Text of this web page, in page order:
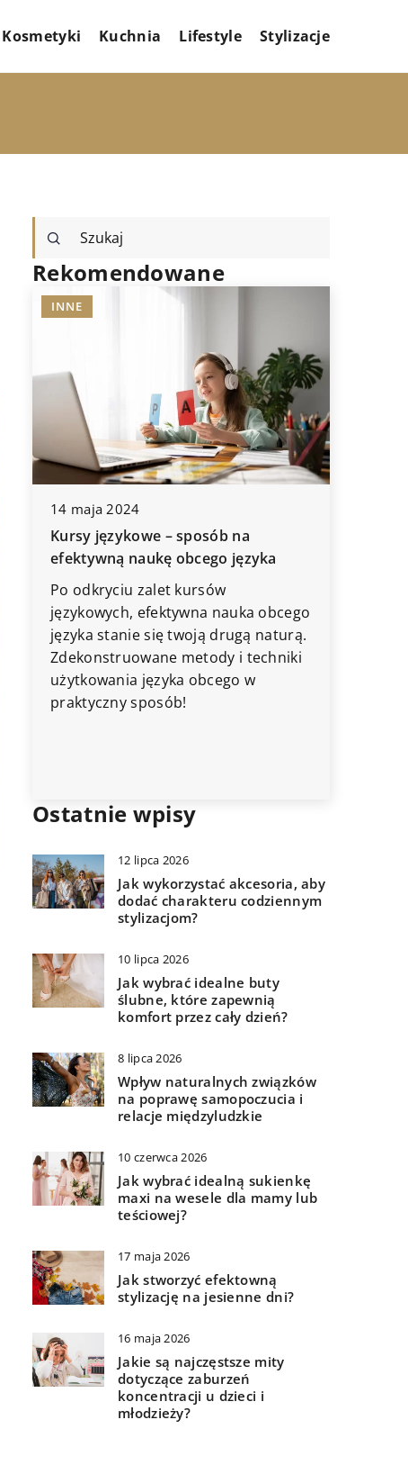
Kosmetyki Kuchnia Lifestyle Stylizacje
Rekomendowane
INNE
14 maja 2024
Kursy językowe – sposób na
efektywną naukę obcego języka
Po odkryciu zalet kursów
językowych, efektywna nauka obcego
języka stanie się twoją drugą naturą.
Zdekonstruowane metody i techniki
użytkowania języka obcego w
praktyczny sposób!
Ostatnie wpisy
12 lipca 2026
Jak wykorzystać akcesoria, aby
dodać charakteru codziennym
stylizacjom?
10 lipca 2026
Jak wybrać idealne buty
ślubne, które zapewnią
komfort przez cały dzień?
8 lipca 2026
Wpływ naturalnych związków
na poprawę samopoczucia i
relacje międzyludzkie
10 czerwca 2026
Jak wybrać idealną sukienkę
maxi na wesele dla mamy lub
teściowej?
17 maja 2026
Jak stworzyć efektowną
stylizację na jesienne dni?
16 maja 2026
Jakie są najczęstsze mity
dotyczące zaburzeń
koncentracji u dzieci i
młodzieży?